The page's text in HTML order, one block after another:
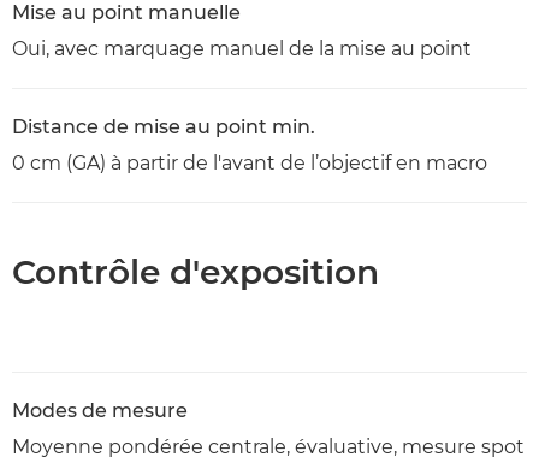
Mise au point manuelle
Oui, avec marquage manuel de la mise au point
Distance de mise au point min.
0 cm (GA) à partir de l'avant de l’objectif en macro
Contrôle d'exposition
Modes de mesure
Moyenne pondérée centrale, évaluative, mesure spot